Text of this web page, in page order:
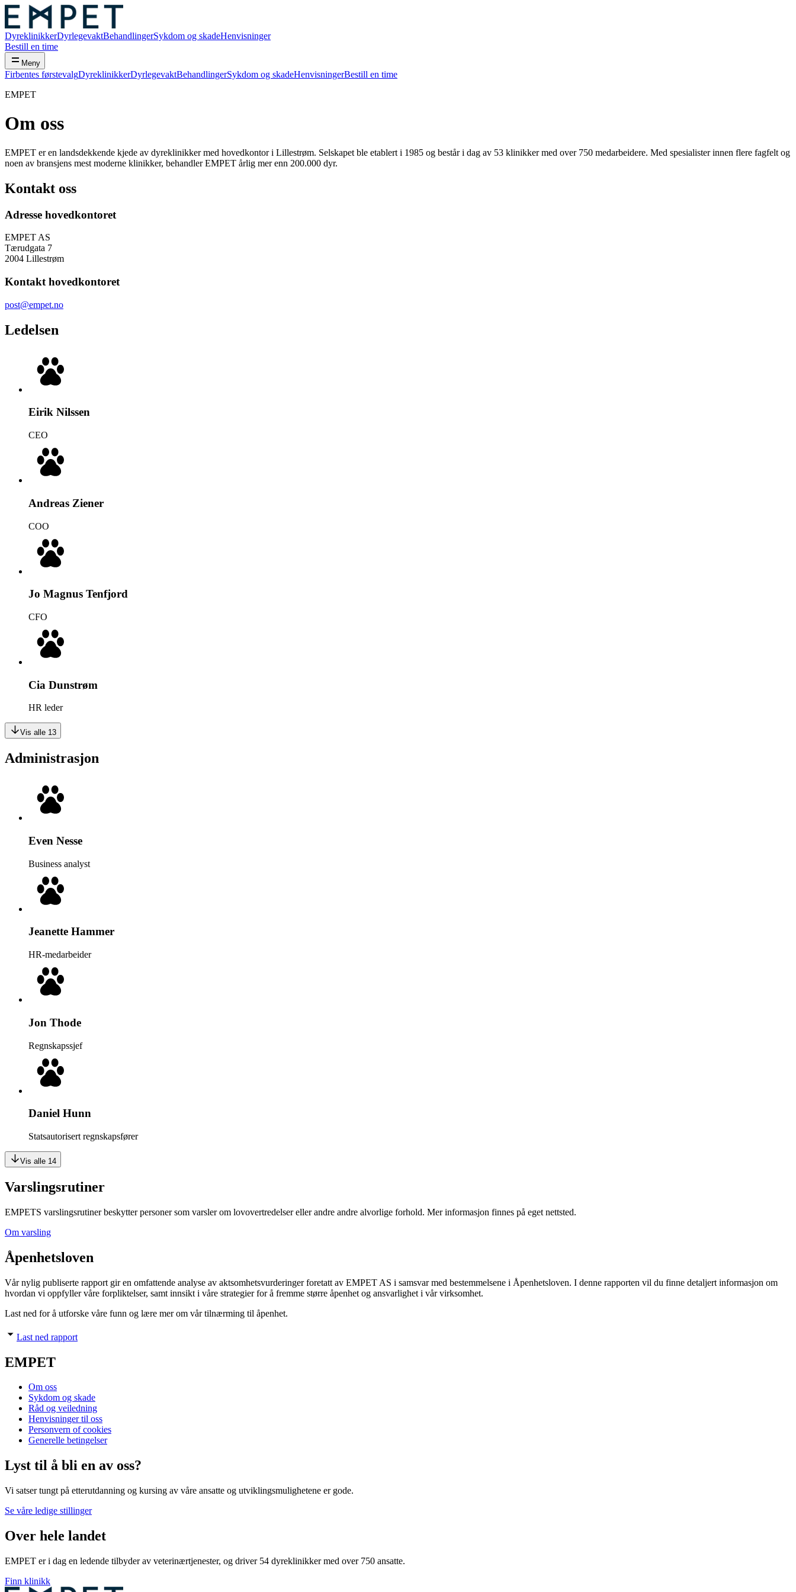
DyreklinikkerDyrlegevaktBehandlingerSykdom og skadeHenvisninger
Bestill en time
Meny
Firbentes førstevalgDyreklinikkerDyrlegevaktBehandlingerSykdom og skadeHenvisningerBestill en time
EMPET
Om oss
EMPET er en landsdekkende kjede av dyreklinikker med hovedkontor i Lillestrøm. Selskapet ble etablert i 1985 og består i dag av 53 klinikker med over 750 medarbeidere. Med spesialister innen flere fagfelt og
noen av bransjens mest moderne klinikker, behandler EMPET årlig mer enn 200.000 dyr.
Kontakt oss
Adresse hovedkontoret
EMPET AS
Tærudgata 7
2004 Lillestrøm
Kontakt hovedkontoret
post@empet.no
Ledelsen
Eirik Nilssen
CEO
Andreas Ziener
COO
Jo Magnus Tenfjord
CFO
Cia Dunstrøm
HR leder
Vis alle 13
Administrasjon
Even Nesse
Business analyst
Jeanette Hammer
HR-medarbeider
Jon Thode
Regnskapssjef
Daniel Hunn
Statsautorisert regnskapsfører
Vis alle 14
Varslingsrutiner
EMPETS varslingsrutiner beskytter personer som varsler om lovovertredelser eller andre andre alvorlige forhold. Mer informasjon finnes på eget nettsted.
Om varsling
Åpenhetsloven
Vår nylig publiserte rapport gir en omfattende analyse av aktsomhetsvurderinger foretatt av EMPET AS i samsvar med bestemmelsene i Åpenhetsloven. I denne rapporten vil du finne detaljert informasjon om
hvordan vi oppfyller våre forpliktelser, samt innsikt i våre strategier for å fremme større åpenhet og ansvarlighet i vår virksomhet.
Last ned for å utforske våre funn og lære mer om vår tilnærming til åpenhet.
Last ned rapport
EMPET
Om oss
Sykdom og skade
Råd og veiledning
Henvisninger til oss
Personvern of cookies
Generelle betingelser
Lyst til å bli en av oss?
Vi satser tungt på etterutdanning og kursing av våre ansatte og utviklingsmulighetene er gode.
Se våre ledige stillinger
Over hele landet
EMPET er i dag en ledende tilbyder av veterinærtjenester, og driver 54 dyreklinikker med over 750 ansatte.
Finn klinikk